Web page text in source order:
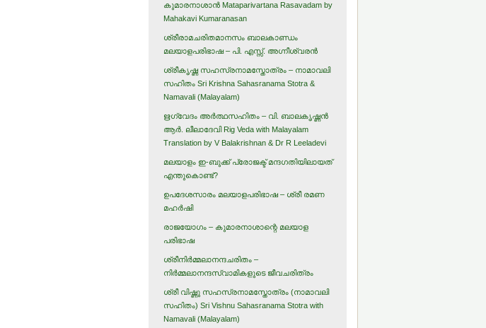
കുമാരനാശാന്‍ Mataparivartana Rasavadam by
Mahakavi Kumaranasan
ശ്രീരാമചരിതമാനസം ബാലകാണ്ഡം
മലയാളപരിഭാഷ – പി. എസ്സ്. അഗ്നീശ്വരന്‍
ശ്രീകൃഷ്ണ സഹസ്രനാമസ്തോത്രം – നാമാവലി
സഹിതം Sri Krishna Sahasranama Stotra &
Namavali (Malayalam)
ഋഗ്വേദം അര്‍ത്ഥസഹിതം – വി. ബാലകൃഷ്ണന്‍
ആര്‍. ലീലാദേവി Rig Veda with Malayalam
Translation by V Balakrishnan & Dr R Leeladevi
മലയാളം ഇ-ബുക്ക് പ്രോജക്ട് മന്ദഗതിയിലായത്
എന്തുകൊണ്ട്?
ഉപദേശസാരം മലയാളപരിഭാഷ – ശ്രീ രമണ
മഹര്‍ഷി
രാജയോഗം – കുമാരനാശാന്റെ മലയാള
പരിഭാഷ
ശ്രീനിര്‍മ്മലാനന്ദചരിതം –
നിര്‍മ്മലാനന്ദസ്വാമികളുടെ ജീവചരിത്രം
ശ്രീ വിഷ്ണു സഹസ്രനാമസ്തോത്രം (നാമാവലി
സഹിതം) Sri Vishnu Sahasranama Stotra with
Namavali (Malayalam)